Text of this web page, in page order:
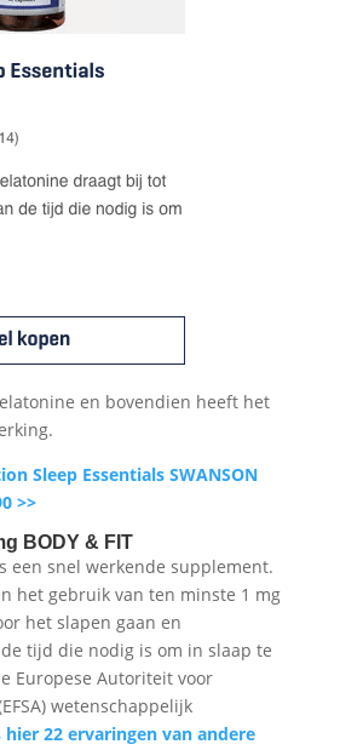
en bovendien heeft het
Sleep Essentials SWANSON
>>
BODY & FIT
een snel werkende supplement.
het gebruik van ten minste 1 mg
het slapen gaan en
tijd die nodig is om in slaap te
Europese Autoriteit voor
wetenschappelijk
hier 22 ervaringen van andere